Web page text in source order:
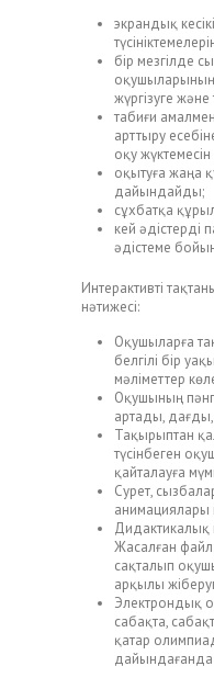
экрандық
бір мезгілде
оқушыларының
жүргізуге
табиғи
арттыру
оқу
оқытуға жаңа
дайындайды;
сұхбатқа
кей
әдістеме
Интерактивті
нәтижесі:
Оқушыларға
белгілі бір
мәліметтер
Оқушының
артады,
Тақырыптан
түсінбеген
қайталауға
Сурет,
анимациялары
Дидактикалық
Жасалған
сақталып
арқылы
Электрондық
сабақта,
қатар